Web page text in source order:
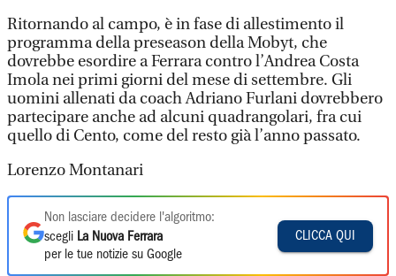
Ritornando al campo, è in fase di allestimento il
programma della preseason della Mobyt, che
dovrebbe esordire a Ferrara contro l’Andrea Costa
Imola nei primi giorni del mese di settembre. Gli
uomini allenati da coach Adriano Furlani dovrebbero
partecipare anche ad alcuni quadrangolari, fra cui
quello di Cento, come del resto già l’anno passato.
Lorenzo Montanari
Non lasciare decidere l'algoritmo:
scegli La Nuova Ferrara
per le tue notizie su Google
CLICCA QUI